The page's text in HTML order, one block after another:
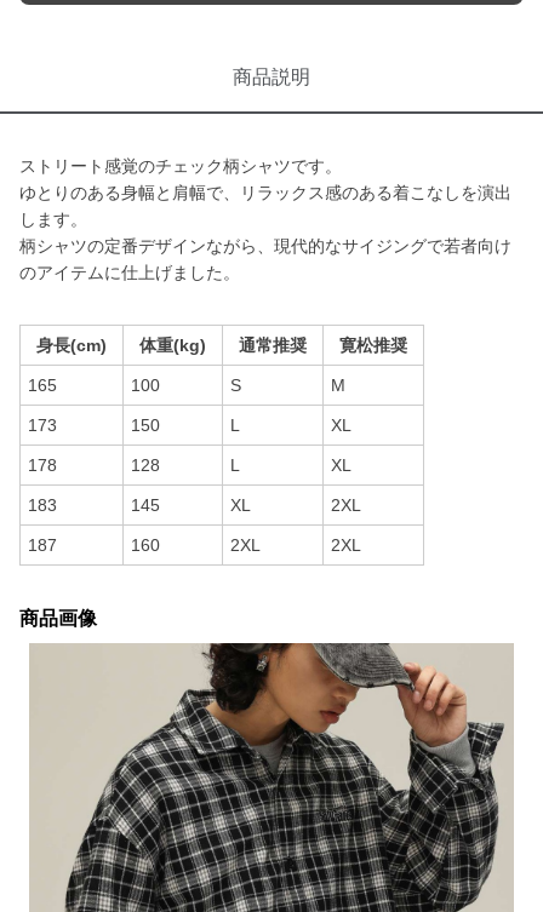
商品説明
ストリート感覚のチェック柄シャツです。
ゆとりのある身幅と肩幅で、リラックス感のある着こなしを演出
します。
柄シャツの定番デザインながら、現代的なサイジングで若者向け
のアイテムに仕上げました。
身長(cm) 体重(kg) 通常推奨 寛松推奨
165 100 S M
173 150 L XL
178 128 L XL
183 145 XL 2XL
187 160 2XL 2XL
商品画像